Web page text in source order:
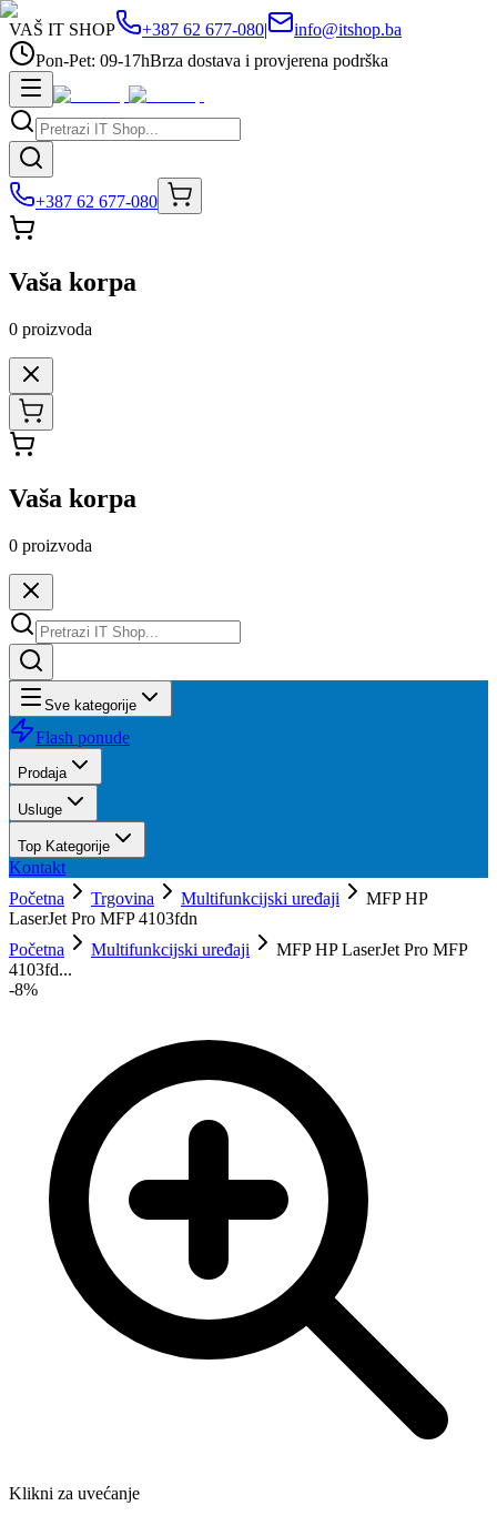
VAŠ IT SHOP +387 62 677-080|
info@itshop.ba
Pon-Pet: 09-17hBrza dostava i provjerena podrška
+387 62 677-080
Vaša korpa
0 proizvoda
Vaša korpa
0 proizvoda
Sve kategorije
Flash ponude
Prodaja
Usluge
Top Kategorije
Kontakt
Početna
Trgovina Multifunkcijski uređaji
MFP HP
LaserJet Pro MFP 4103fdn
Početna
Multifunkcijski uređaji
MFP HP LaserJet Pro MFP
4103fd...
-8%
Klikni za uvećanje